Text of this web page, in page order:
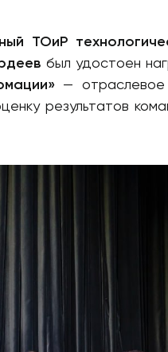
ТОиР
был удостоен
— отраслевое
результатов